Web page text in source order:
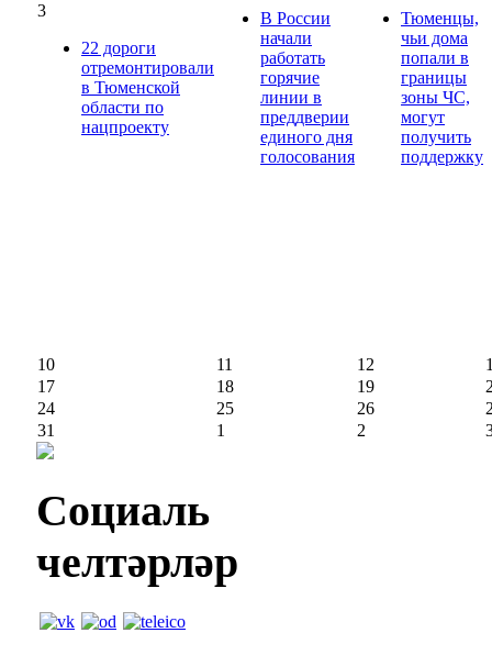
3
22 дороги
отремонтировали
в Тюменской
области по
нацпроекту
В России
начали
работать
горячие
линии в
преддверии
единого дня
голосования
Тюменцы,
чьи дома
попали в
границы
зоны ЧС,
могут
получить
поддержку
10 11 12
17
18 19
24
25 26
31
1 2
Социаль
челтәрләр